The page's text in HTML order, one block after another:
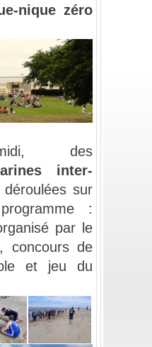
nique zéro
- L’après-midi, des
inter-
sur
:
par le
concours de
et jeu du